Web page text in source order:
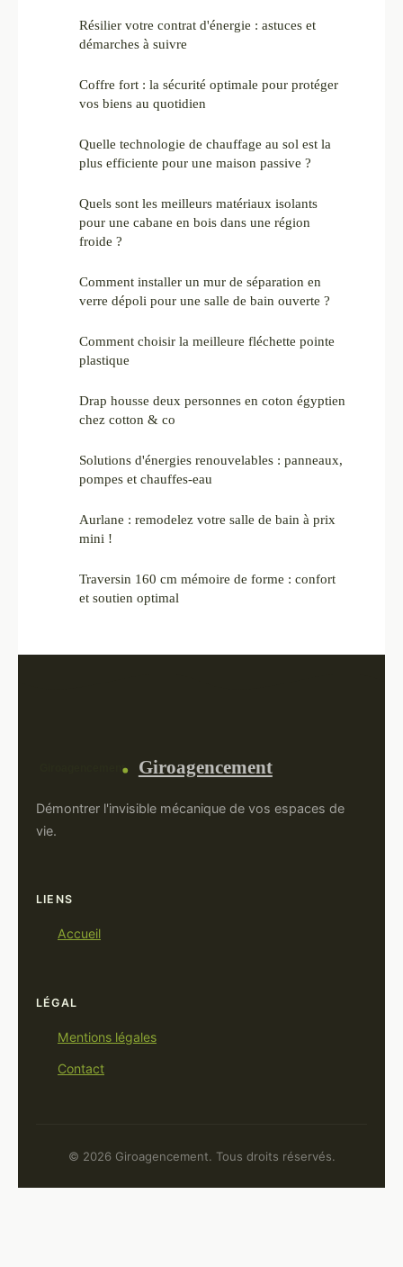
Résilier votre contrat d'énergie : astuces et
démarches à suivre
Coffre fort : la sécurité optimale pour protéger
vos biens au quotidien
Quelle technologie de chauffage au sol est la
plus efficiente pour une maison passive ?
Quels sont les meilleurs matériaux isolants
pour une cabane en bois dans une région
froide ?
Comment installer un mur de séparation en
verre dépoli pour une salle de bain ouverte ?
Comment choisir la meilleure fléchette pointe
plastique
Drap housse deux personnes en coton égyptien
chez cotton & co
Solutions d'énergies renouvelables : panneaux,
pompes et chauffes-eau
Aurlane : remodelez votre salle de bain à prix
mini !
Traversin 160 cm mémoire de forme : confort
et soutien optimal
Giroagencement
Démontrer l'invisible mécanique de vos espaces de
vie.
LIENS
Accueil
LÉGAL
Mentions légales
Contact
© 2026 Giroagencement. Tous droits réservés.